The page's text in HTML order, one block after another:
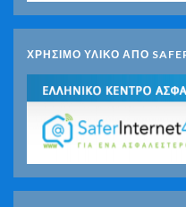
ΧΡΗΣΙΜΟ ΥΛΙΚΟ ΑΠΟ